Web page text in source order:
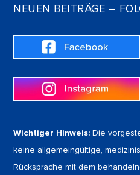
NEUEN BEITRÄGE –
Wichtiger Hinweis: Die
keine allgemeingültige,
Rücksprache mit dem